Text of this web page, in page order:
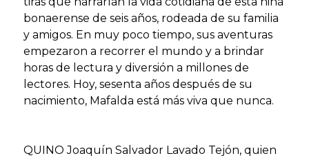
bonaerense de seis años, rodeada de su familia
y amigos. En muy poco tiempo, sus aventuras
empezaron a recorrer el mundo y a brindar
horas de lectura y diversión a millones de
lectores. Hoy, sesenta años después de su
nacimiento, Mafalda está más viva que nunca.
QUINO Joaquín Salvador Lavado Tejón, quien